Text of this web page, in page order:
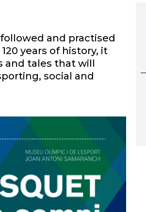
and practised
years of history, it
and tales that will
social and